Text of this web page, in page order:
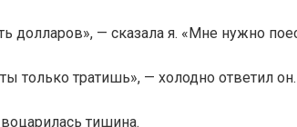
долларов», — сказала я. «Мне нужно
только тратишь», — холодно ответил он.
тишина.